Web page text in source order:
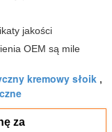
jakości
OEM są mile
kremowy słoik ,
za